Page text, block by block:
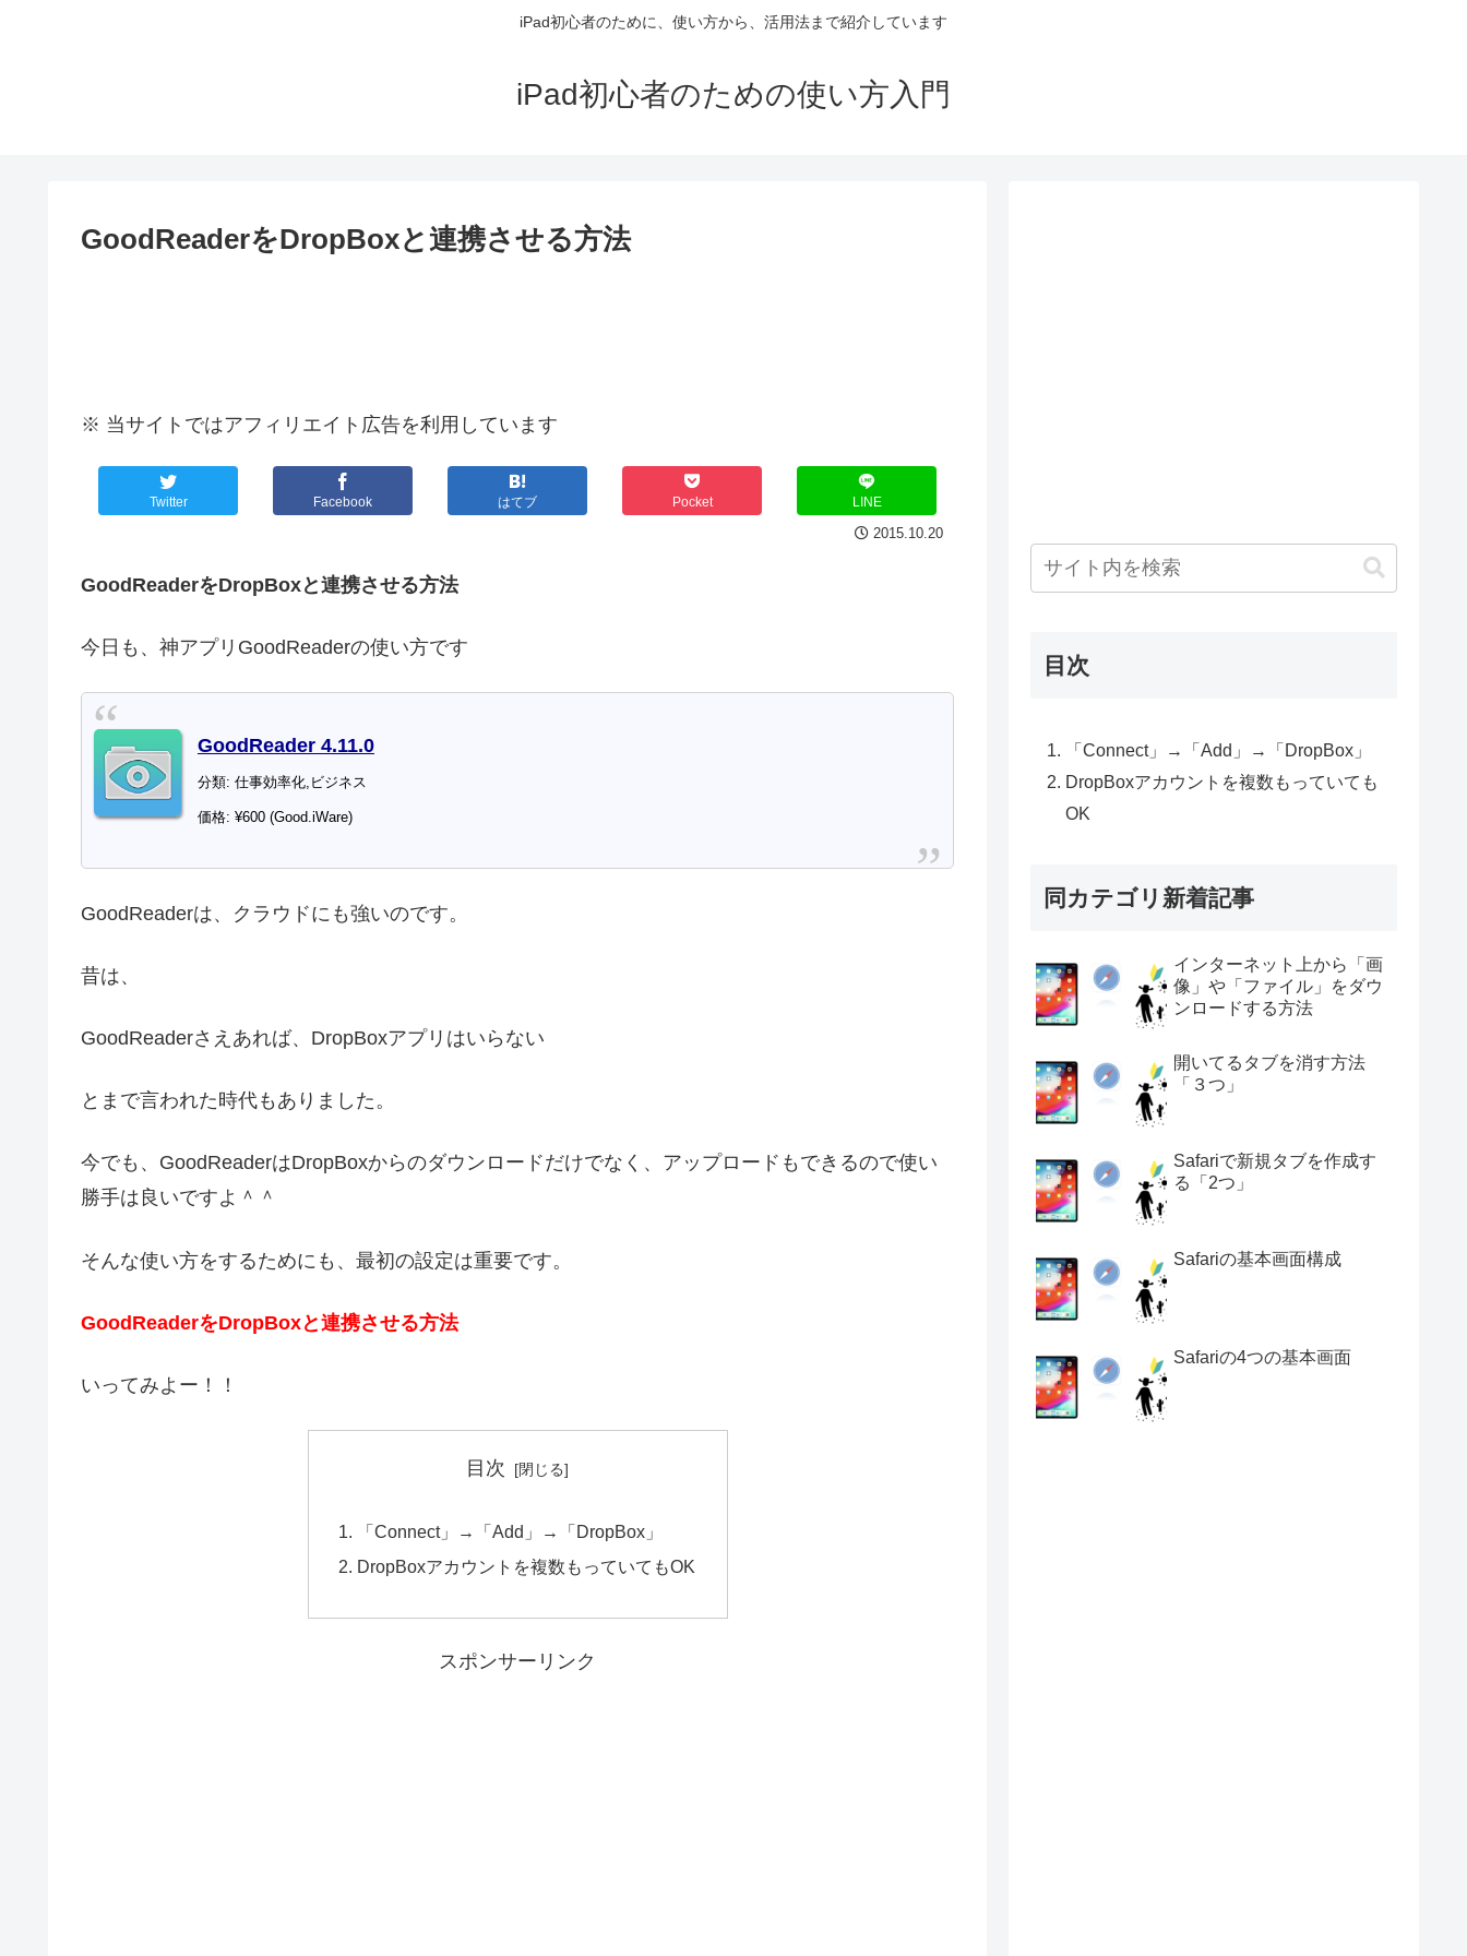
iPad初心者のために、使い方から、活用法まで紹介しています
iPad初心者のための使い方入門
GoodReaderをDropBoxと連携させる方法
※ 当サイトではアフィリエイト広告を利用しています
Twitter Facebook はてブ Pocket LINE
2015.10.20
GoodReaderをDropBoxと連携させる方法
今日も、神アプリGoodReaderの使い方です
GoodReader 4.11.0
分類: 仕事効率化,ビジネス
価格: ¥600 (Good.iWare)
GoodReaderは、クラウドにも強いのです。
昔は、
GoodReaderさえあれば、DropBoxアプリはいらない
とまで言われた時代もありました。
今でも、GoodReaderはDropBoxからのダウンロードだけでなく、アップロードもできるので使い
勝手は良いですよ＾＾
そんな使い方をするためにも、最初の設定は重要です。
GoodReaderをDropBoxと連携させる方法
いってみよー！！
目次
「Connect」→「Add」→「DropBox」
DropBoxアカウントを複数もっていてもOK
スポンサーリンク
目次
「Connect」→「Add」→「DropBox」
DropBoxアカウントを複数もっていても
OK
同カテゴリ新着記事
インターネット上から「画
像」や「ファイル」をダウ
ンロードする方法
開いてるタブを消す方法
「３つ」
Safariで新規タブを作成す
る「2つ」
Safariの基本画面構成
Safariの4つの基本画面